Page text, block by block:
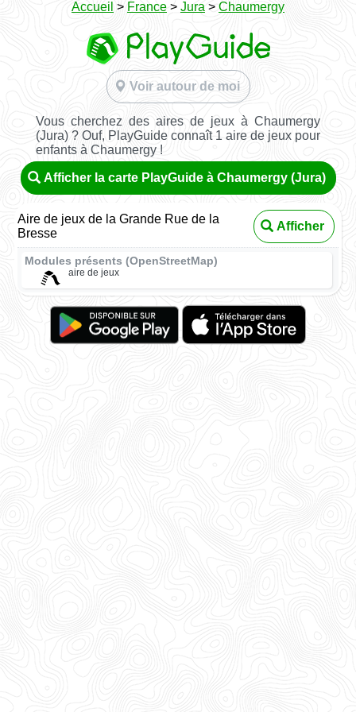
Accueil > France > Jura > Chaumergy
Voir autour de moi
Vous cherchez des aires de jeux à Chaumergy
(Jura) ? Ouf, PlayGuide connaît 1 aire de jeux pour
enfants à Chaumergy !
Afficher la carte PlayGuide à Chaumergy (Jura)
Aire de jeux de la Grande Rue de la
Bresse
Afficher
Modules présents (OpenStreetMap)
aire de jeux